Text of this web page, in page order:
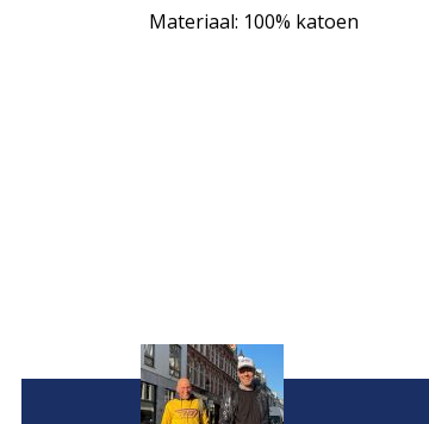
Materiaal: 100% katoen